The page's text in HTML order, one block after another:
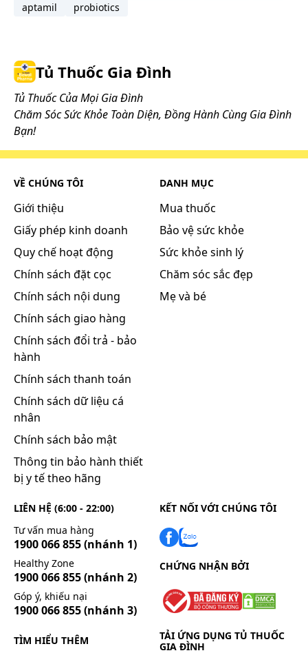
aptamil
probiotics
Tủ Thuốc Gia Đình
Tủ Thuốc Của Mọi Gia Đình
Chăm Sóc Sức Khỏe Toàn Diện, Đồng Hành Cùng Gia Đình
Bạn!
VỀ CHÚNG TÔI
Giới thiệu
Giấy phép kinh doanh
Quy chế hoạt động
Chính sách đặt cọc
Chính sách nội dung
Chính sách giao hàng
Chính sách đổi trả - bảo
hành
Chính sách thanh toán
Chính sách dữ liệu cá
nhân
Chính sách bảo mật
Thông tin bảo hành thiết
bị y tế theo hãng
DANH MỤC
Mua thuốc
Bảo vệ sức khỏe
Sức khỏe sinh lý
Chăm sóc sắc đẹp
Mẹ và bé
LIÊN HỆ (6:00 - 22:00)
Tư vấn mua hàng
1900 066 855(nhánh 1)
Healthy Zone
1900 066 855(nhánh 2)
Góp ý, khiếu nại
1900 066 855(nhánh 3)
TÌM HIỂU THÊM
KẾT NỐI VỚI CHÚNG TÔI
CHỨNG NHẬN BỞI
TẢI ỨNG DỤNG TỦ THUỐC
GIA ĐÌNH